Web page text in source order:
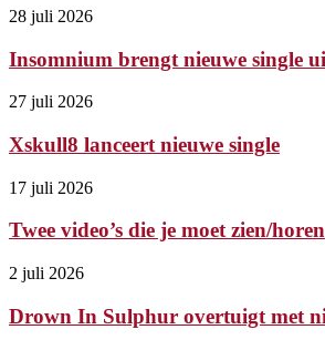
28 juli 2026
Insomnium brengt nieuwe single
27 juli 2026
Xskull8 lanceert nieuwe single
17 juli 2026
Twee video’s die je moet zien/horen
2 juli 2026
Drown In Sulphur overtuigt met